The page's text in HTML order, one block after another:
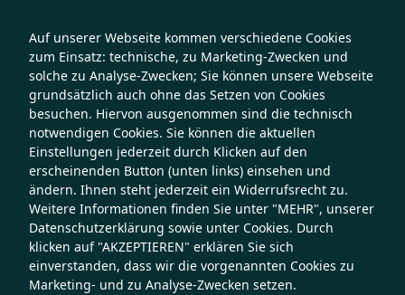
Auf unserer Webseite kommen verschiedene Cookies
zum Einsatz: technische, zu Marketing-Zwecken und
solche zu Analyse-Zwecken; Sie können unsere Webseite
grundsätzlich auch ohne das Setzen von Cookies
besuchen. Hiervon ausgenommen sind die technisch
notwendigen Cookies. Sie können die aktuellen
Einstellungen jederzeit durch Klicken auf den
erscheinenden Button (unten links) einsehen und
ändern. Ihnen steht jederzeit ein Widerrufsrecht zu.
Weitere Informationen finden Sie unter "MEHR", unserer
Datenschutzerklärung sowie unter Cookies. Durch
klicken auf "AKZEPTIEREN" erklären Sie sich
einverstanden, dass wir die vorgenannten Cookies zu
Marketing- und zu Analyse-Zwecken setzen.